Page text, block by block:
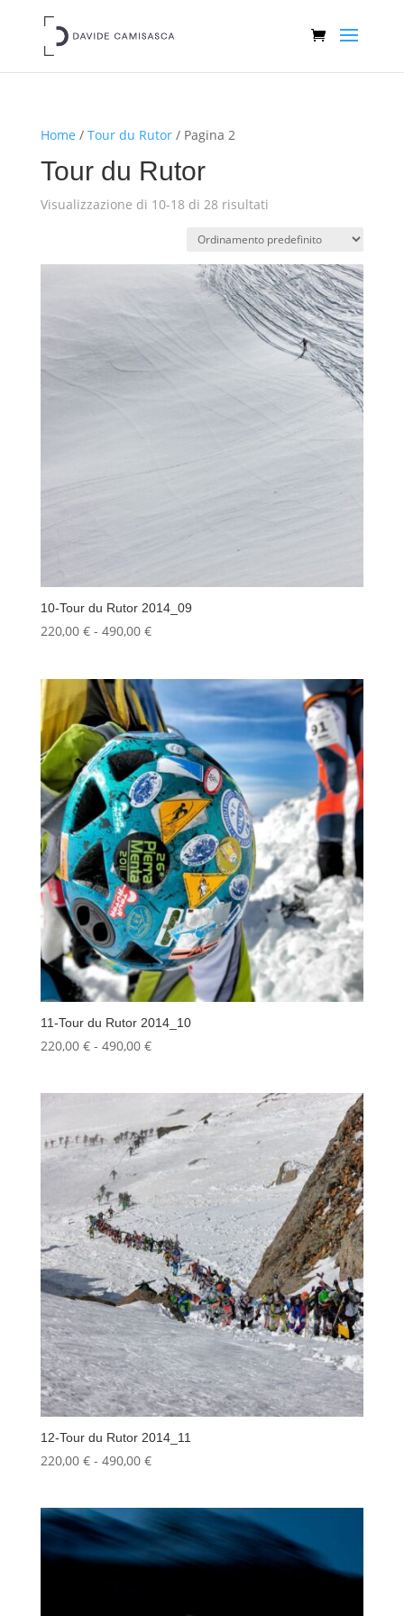
Home / Tour du Rutor/ Pagina 2
Tour du Rutor
Visualizzazione di 10-18 di 28 risultati
10-Tour du Rutor 2014_09
220,00 € - 490,00 €Fascia
da
220,00 €
a
490,00 €
11-Tour du Rutor 2014_10
220,00 € - 490,00 €Fascia
220,00 €
a
490,00 €
12-Tour du Rutor 2014_11
220,00 € - 490,00 €Fascia
da
220,00 €
a